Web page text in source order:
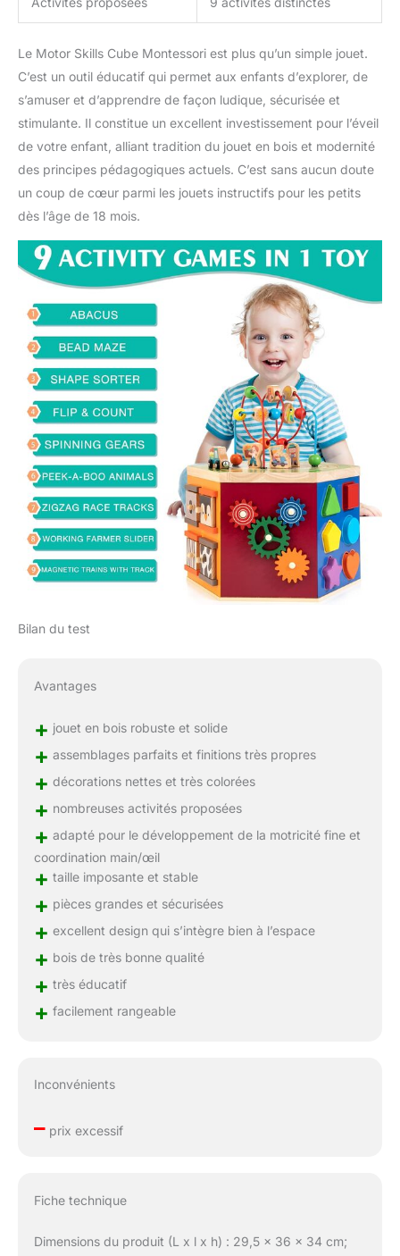
Le Motor Skills Cube Montessori est plus qu’un simple jouet.
C’est un outil éducatif qui permet aux enfants d’explorer, de
s’amuser et d’apprendre de façon ludique, sécurisée et
stimulante. Il constitue un excellent investissement pour l’éveil
de votre enfant, alliant tradition du jouet en bois et modernité
des principes pédagogiques actuels. C’est sans aucun doute
un coup de cœur parmi les jouets instructifs pour les petits
dès l’âge de 18 mois.
Bilan du test
Avantages
+ jouet en bois robuste et solide
+ assemblages parfaits et finitions très propres
+ décorations nettes et très colorées
+ nombreuses activités proposées
+ adapté pour le développement de la motricité fine et
coordination main/œil
+ taille imposante et stable
+ pièces grandes et sécurisées
+ excellent design qui s’intègre bien à l’espace
+ bois de très bonne qualité
+ très éducatif
+ facilement rangeable
Inconvénients
–prix excessif
Fiche technique
Dimensions du produit (L x l x h) : 29,5 x 36 x 34 cm;